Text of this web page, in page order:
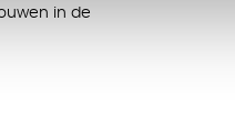
in de